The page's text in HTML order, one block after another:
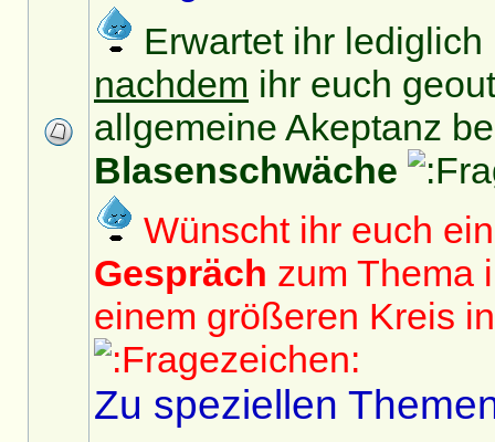
Erwartet ihr lediglich
nachdem ihr euch
allgemeine Akeptanz
Blasenschwäche
Wünscht ihr euch
Gespräch zum Thema
einem größeren Kreis
Zu speziellen